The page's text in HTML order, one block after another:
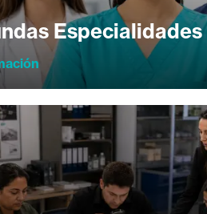
Especialidades